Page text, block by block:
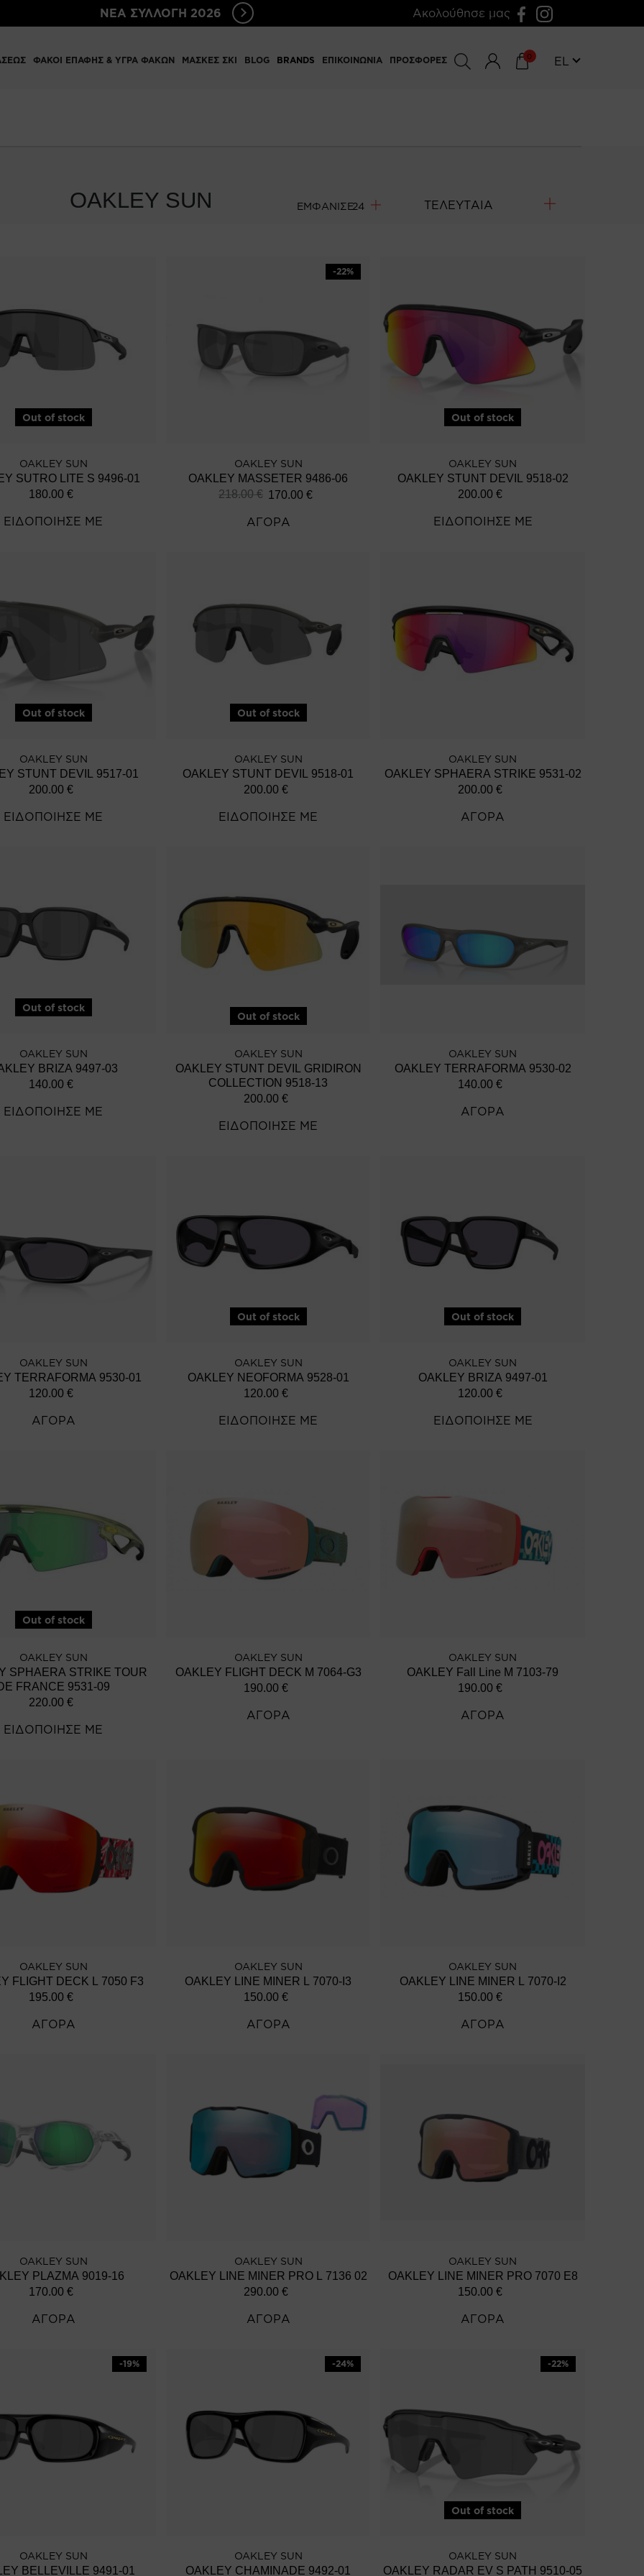
ΝΕΑ ΣΥΛΛΟΓΗ 2026 Ακολούθησε μας
ΦΑΚΟΙ ΕΠΑΦΗΣ & ΥΓΡΑ ΦΑΚΩΝ ΜΑΣΚΕΣ ΣΚΙ BLOG BRANDS ΕΠΙΚΟΙΝΩΝΙΑ ΠΡΟΣΦΟΡΕΣ 0 EL
OAKLEY SUN ΕΜΦΑΝΙΣΕ
Out of stock
OAKLEY SUN
SUTRO LITE S 9496-01
180.00 €
ΕΙΔΟΠΟΙΗΣΕ ΜΕ
-22%
OAKLEY SUN
OAKLEY MASSETER 9486-06
218.00€ 170.00€
ΑΓΟΡΑ
Out of stock
OAKLEY SUN
OAKLEY STUNT DEVIL 9518-02
200.00€
ΕΙΔΟΠΟΙΗΣΕ ΜΕ
Out of stock
OAKLEY SUN
STUNT DEVIL 9517-01
200.00 €
ΕΙΔΟΠΟΙΗΣΕ ΜΕ
Out of stock
OAKLEY SUN
OAKLEY STUNT DEVIL 9518-01
200.00 €
ΕΙΔΟΠΟΙΗΣΕ ΜΕ
OAKLEY SUN
OAKLEY SPHAERA STRIKE 9531-02
200.00€
ΑΓΟΡΑ
Out of stock
OAKLEY SUN
BRIZA 9497-03
140.00 €
ΕΙΔΟΠΟΙΗΣΕ ΜΕ
Out of stock
OAKLEY SUN
OAKLEY STUNT DEVIL GRIDIRON
COLLECTION 9518-13
200.00 €
ΕΙΔΟΠΟΙΗΣΕ ΜΕ
OAKLEY SUN
OAKLEY TERRAFORMA 9530-02
140.00€
ΑΓΟΡΑ
OAKLEY SUN
TERRAFORMA 9530-01
120.00 €
ΑΓΟΡΑ
Out of stock
OAKLEY SUN
OAKLEY NEOFORMA 9528-01
120.00 €
ΕΙΔΟΠΟΙΗΣΕ ΜΕ
Out of stock
OAKLEY SUN
OAKLEY BRIZA 9497-01
120.00€
ΕΙΔΟΠΟΙΗΣΕ ΜΕ
Out of stock
OAKLEY SUN
SPHAERA STRIKE TOUR
FRANCE 9531-09
220.00 €
ΕΙΔΟΠΟΙΗΣΕ ΜΕ
OAKLEY SUN
OAKLEY FLIGHT DECK M 7064-G3
190.00 €
ΑΓΟΡΑ
OAKLEY SUN
OAKLEY Fall Line M 7103-79
190.00€
ΑΓΟΡΑ
OAKLEY SUN
FLIGHT DECK L 7050 F3
195.00 €
ΑΓΟΡΑ
OAKLEY SUN
OAKLEY LINE MINER L 7070-I3
150.00 €
ΑΓΟΡΑ
OAKLEY SUN
OAKLEY LINE MINER L 7070-I2
150.00€
ΑΓΟΡΑ
OAKLEY SUN
PLAZMA 9019-16
170.00 €
ΑΓΟΡΑ
OAKLEY SUN
OAKLEY LINE MINER PRO L 7136 02
290.00 €
ΑΓΟΡΑ
OAKLEY SUN
OAKLEY LINE MINER PRO 7070 E8
150.00€
ΑΓΟΡΑ
-19%
OAKLEY SUN
BELLEVILLE 9491-01
-24%
OAKLEY SUN
OAKLEY CHAMINADE 9492-01
-22%
Out of stock
OAKLEY SUN
OAKLEY RADAR EV S PATH 9510-05